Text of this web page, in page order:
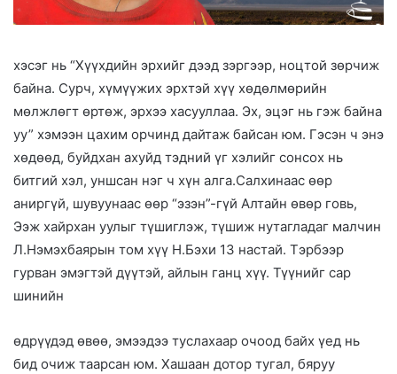
хэсэг нь “Хүүхдийн эрхийг дээд зэргээр, ноцтой зөрчиж
байна. Сурч, хүмүүжих эрхтэй хүү хөдөлмөрийн
мөлжлөгт өртөж, эрхээ хасууллаа. Эх, эцэг нь гэж байна
уу” хэмээн цахим орчинд дайтаж байсан юм. Гэсэн ч энэ
хөдөөд, буйдхан ахуйд тэдний үг хэлийг сонсох нь
битгий хэл, уншсан нэг ч хүн алга.Салхинаас өөр
аниргүй, шувуунаас өөр “эзэн”-гүй Алтайн өвөр говь,
Ээж хайрхан уулыг түшиглэж, түшиж нутагладаг малчин
Л.Нэмэхбаярын том хүү Н.Бэхи 13 настай. Тэрбээр
гурван эмэгтэй дүүтэй, айлын ганц хүү. Түүнийг сар
шинийн
өдрүүдэд өвөө, эмээдээ туслахаар очоод байх үед нь
бид очиж таарсан юм. Хашаан дотор тугал, бяруу